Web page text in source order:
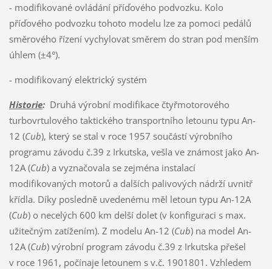
- modifikované ovládání příďového podvozku. Kolo
příďového podvozku tohoto modelu lze za pomoci pedálů
směrového řízení vychylovat směrem do stran pod menším
úhlem (±4°).
- modifikovaný elektrický systém
Historie:Druhá výrobní modifikace čtyřmotorového
turbovrtulového taktického transportního letounu typu An-
12 (Cub), který se stal v roce 1957 součástí výrobního
programu závodu č.39 z Irkutska, vešla ve známost jako An-
12A (Cub) a vyznačovala se zejména instalací
modifikovaných motorů a dalších palivových nádrží uvnitř
křídla. Díky posledně uvedenému měl letoun typu An-12A
(Cub) o necelých 600 km delší dolet (v konfiguraci s max.
užitečným zatížením). Z modelu An-12 (Cub) na model An-
12A (Cub) výrobní program závodu č.39 z Irkutska přešel
v roce 1961, počínaje letounem s v.č. 1901801. Vzhledem